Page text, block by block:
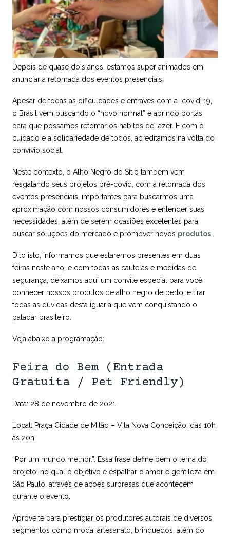
Depois de quase dois anos, estamos super animados em
anunciar a retomada dos eventos presenciais.
Apesar de todas as dificuldades e entraves com a covid-19,
o Brasil vem buscando o “novo normal” e abrindo portas
para que possamos retomar os hábitos de lazer. E com o
cuidado e a solidariedade de todos, acreditamos na volta do
convívio social.
Neste contexto, o Alho Negro do Sítio também vem
resgatando seus projetos pré-covid, com a retomada dos
eventos presenciais, importantes para buscarmos uma
aproximação com nossos consumidores e entender suas
necessidades, além de serem ocasiões excelentes para
buscar soluções do mercado e promover novos produtos
Dito isto, informamos que estaremos presentes em duas
feiras neste ano, e com todas as cautelas e medidas de
segurança, deixamos aqui um convite especial para você
conhecer nossos produtos de alho negro de perto, e tirar
todas as dúvidas desta iguaria que vem conquistando o
paladar brasileiro.
Veja abaixo a programação:
Feira do Bem (Entrada
Gratuita / Pet Friendly)
Data: 28 de novembro de 2021
Local: Praça Cidade de Milão – Vila Nova Conceição, das 10h
às 20h
“Por um mundo melhor.”. Essa frase define bem o tema do
projeto, no qual o objetivo é espalhar o amor e gentileza em
São Paulo, através de ações surpresas que acontecem
durante o evento.
Aproveite para prestigiar os produtores autorais de diversos
segmentos como moda, artesanato, brinquedos, além do